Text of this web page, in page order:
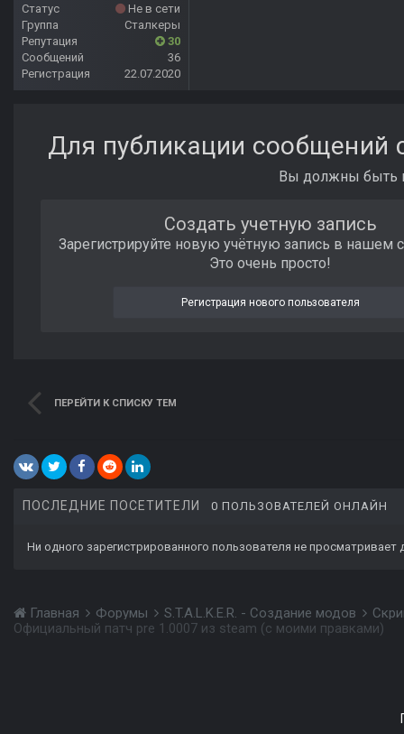
Статус
Не в сети
Группа
Сталкеры
Репутация
30
Сообщений
36
Регистрация
22.07.2020
Для публикации сообщений
Вы должны быть
Создать учетную запись
Зарегистрируйте новую учётную запись в нашем
Это очень просто!
Регистрация нового пользователя
ПЕРЕЙТИ К СПИСКУ ТЕМ
ПОСЛЕДНИЕ ПОСЕТИТЕЛИ 0 ПОЛЬЗОВАТЕЛЕЙ ОНЛАЙН
Ни одного зарегистрированного пользователя не просматривает
Главная Форумы S.T.A.L.K.E.R. - Создание модов
Официальный патч pre 1.0007 из steam (с моими правками)